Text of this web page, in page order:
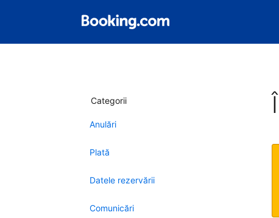
Categorii
Anulări
Plată
Datele rezervării
Comunicări